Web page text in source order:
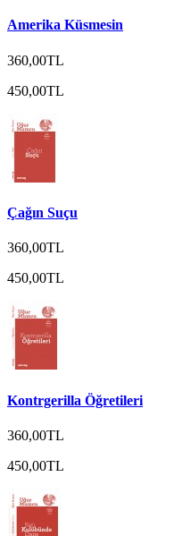
Amerika Küsmesin
360,00TL
450,00TL
Çağın Suçu
360,00TL
450,00TL
Kontrgerilla Öğretileri
360,00TL
450,00TL